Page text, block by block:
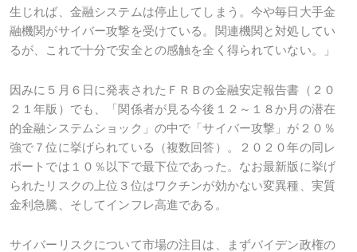
生じれば、金融システムは停止してしまう。今や毎日大手金
融機関がサイバー攻撃を受けている。関連機関と対処してい
るが、これで十分で安全との感触を全く得られていない。」
因みに５月６日に発表されたＦＲＢの金融安定報告書（２０
２１年版）でも、「関係者が見る今後１２～１８か月の潜在
的金融システムショック」の中で「サイバー攻撃」が２０％
強で７位に挙げられている（複数回答）。２０２０年の同レ
ポートでは１０％以下で最下位であった。なお最新版に挙げ
られたリスクの上位３位はワクチンが効かない変異種、実質
金利急騰、そしてインフレ高進である。
サイバーリスクについて市場の注目は、まずバイデン政権の